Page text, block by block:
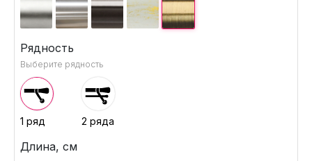
Рядность
Выберите рядность
1 ряд 2 ряда
Длина, см